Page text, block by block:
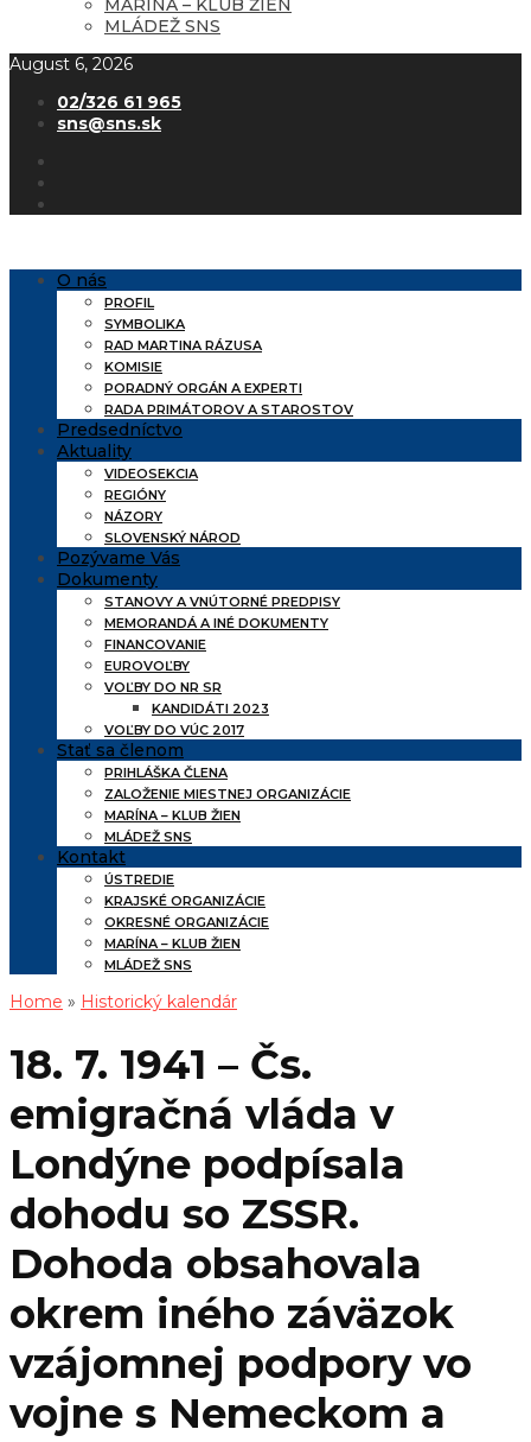
MARÍNA – KLUB ŽIEN
MLÁDEŽ SNS
August 6, 2026
02/326 61 965
sns@sns.sk
O nás
PROFIL
SYMBOLIKA
RAD MARTINA RÁZUSA
KOMISIE
PORADNÝ ORGÁN A EXPERTI
RADA PRIMÁTOROV A STAROSTOV
Predsedníctvo
Aktuality
VIDEOSEKCIA
REGIÓNY
NÁZORY
SLOVENSKÝ NÁROD
Pozývame Vás
Dokumenty
STANOVY A VNÚTORNÉ PREDPISY
MEMORANDÁ A INÉ DOKUMENTY
FINANCOVANIE
EUROVOĽBY
VOĽBY DO NR SR
KANDIDÁTI 2023
VOĽBY DO VÚC 2017
Stať sa členom
PRIHLÁŠKA ČLENA
ZALOŽENIE MIESTNEJ ORGANIZÁCIE
MARÍNA – KLUB ŽIEN
MLÁDEŽ SNS
Kontakt
ÚSTREDIE
KRAJSKÉ ORGANIZÁCIE
OKRESNÉ ORGANIZÁCIE
MARÍNA – KLUB ŽIEN
MLÁDEŽ SNS
Home » Historický kalendár
18. 7. 1941 – Čs.
emigračná vláda v
Londýne podpísala
dohodu so ZSSR.
Dohoda obsahovala
okrem iného záväzok
vzájomnej podpory vo
vojne s Nemeckom a